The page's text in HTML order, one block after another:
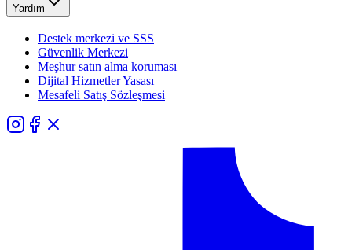
Yardım
Destek merkezi ve SSS
Güvenlik Merkezi
Meşhur satın alma koruması
Dijital Hizmetler Yasası
Mesafeli Satış Sözleşmesi